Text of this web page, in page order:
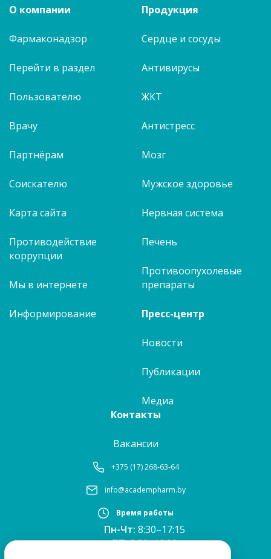
О компании
Фармаконадзор
Перейти в раздел
Пользователю
Врачу
Партнёрам
Соискателю
Карта сайта
Противодействие
коррупции
Мы в интернете
Информирование
Продукция
Сердце и сосуды
Антивирусы
ЖКТ
Антистресс
Мозг
Мужское здоровье
Нервная система
Печень
Противоопухолевые
препараты
Пресс-центр
Новости
Публикации
Медиа
Контакты
Вакансии
+375 (17) 268-63-64
info@academpharm.by
Время работы
Пн-Чт: 8:30–17:15
ПТ:8:30–16:00